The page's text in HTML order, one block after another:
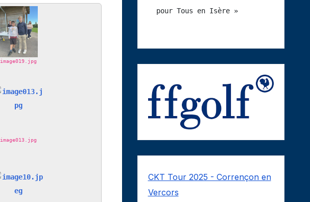
image019.jpg
image013.jpg
pour Tous en Isère »
CKT Tour 2025 - Corrençon en
Vercors